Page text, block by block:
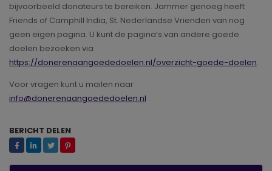
bijvoorbeeld donateurs te bereiken. Jammer genoeg heeft
Friends of Camphill India, St. Nederlandse Vrienden van nog
geen eigen pagina. U kunt de pagina’s van andere goede
doelen bezoeken via
https://donerenaangoededoelen.nl/overzicht-goede-doelen.
Voor vragen kunt u mailen naar
info@donerenaangoededoelen.nl .
BERICHT DELEN